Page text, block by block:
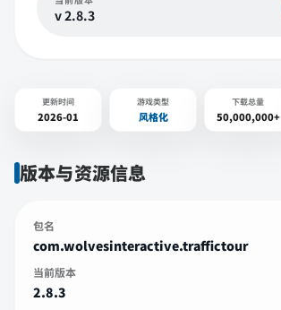
v2.8.3
更新时间
2026-01
游戏类型
风格化
下载总量
50,000,000+
版本与资源信息
包名
com.wolvesinteractive.traffictour
当前版本
2.8.3